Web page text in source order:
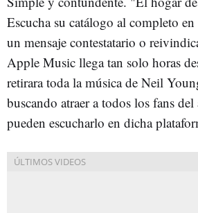
Escucha su catálogo al completo
un mensaje contestatario o
Apple Music llega tan solo horas
retirara toda la música de Neil
buscando atraer a todos los fans
pueden escucharlo en dicha